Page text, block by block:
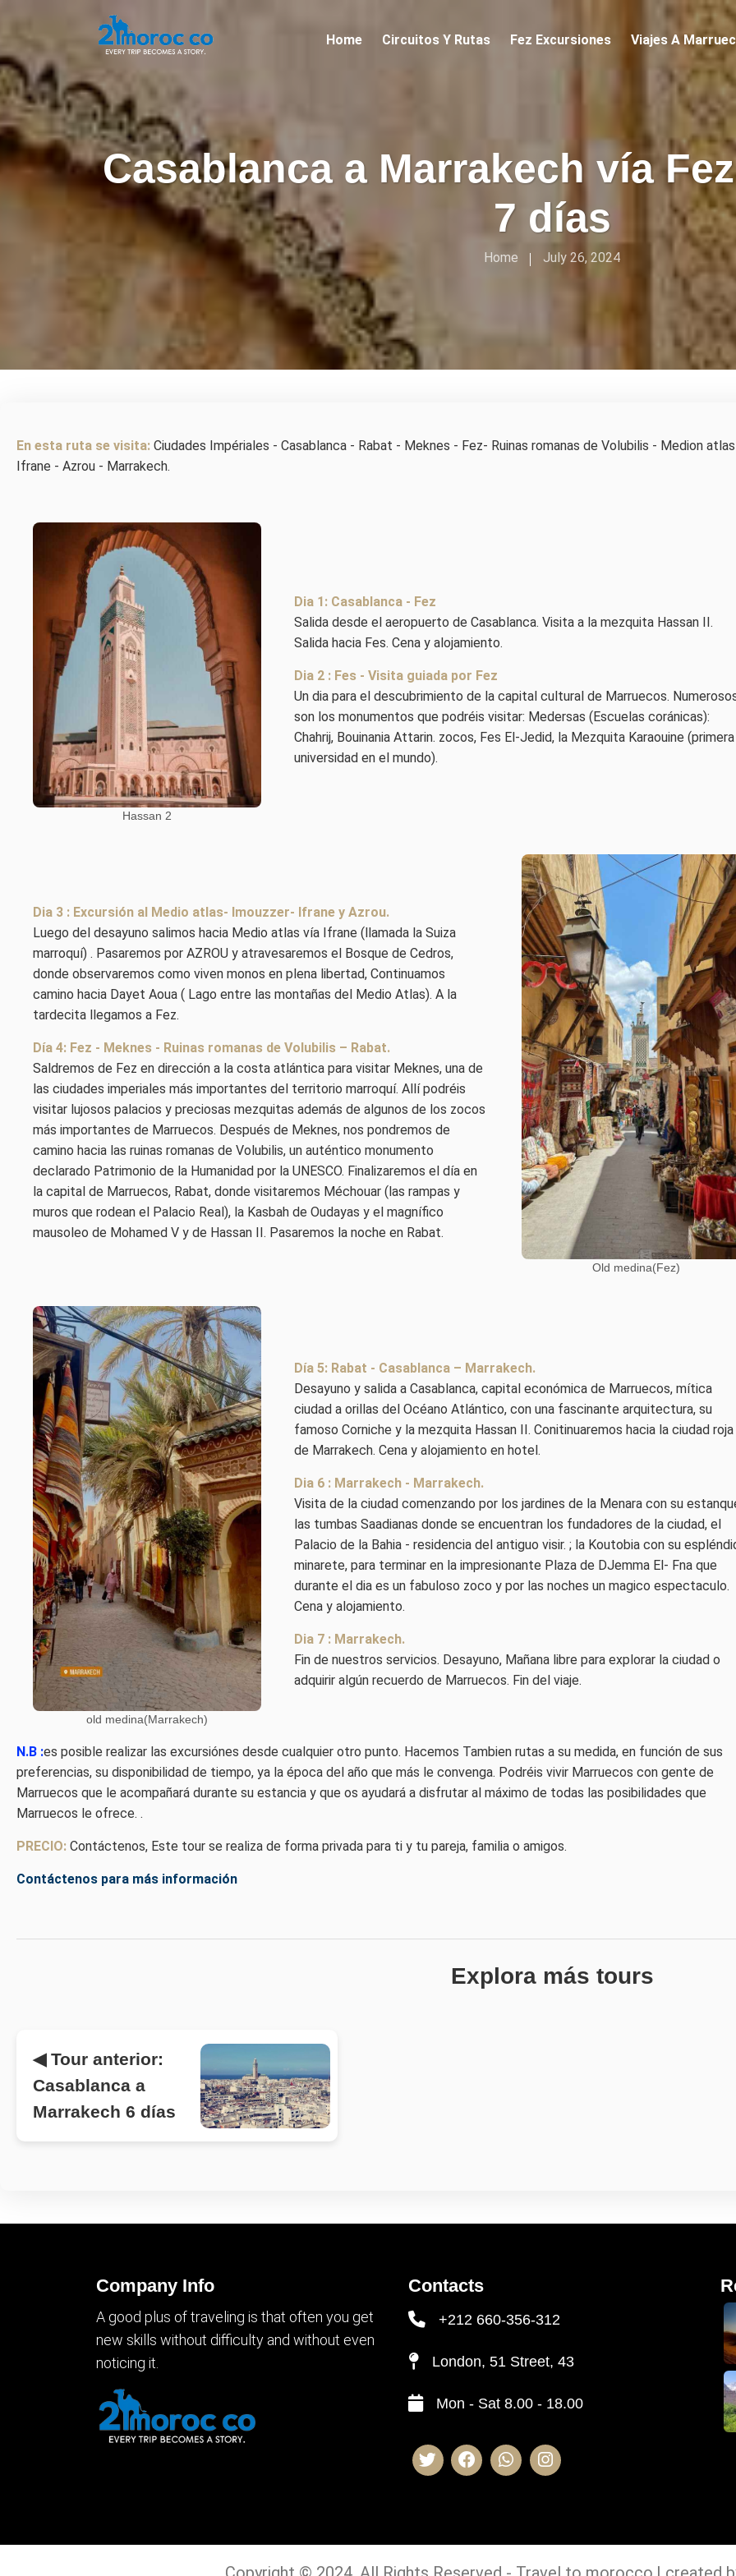
Home Circuitos Y Rutas Fez Excursiones Viajes A
Casablanca a Marrakech vía
7 días
Home July 26, 2024
En esta ruta se visita: Ciudades Impériales - Casablanca - Rabat - Meknes - Fez- Ruinas romanas de Volubilis - Medion
Ifrane - Azrou - Marrakech.
Hassan 2
Dia 1: Casablanca - Fez
Salida desde el aeropuerto de Casablanca. Visita a la mezquita Hassan II.
Salida hacia Fes. Cena y alojamiento.
Dia 2 : Fes - Visita guiada por Fez
Un dia para el descubrimiento de la capital cultural de Marruecos.
son los monumentos que podréis visitar: Medersas (Escuelas coránicas):
Chahrij, Bouinania Attarin. zocos, Fes El-Jedid, la Mezquita Karaouine (primera
universidad en el mundo).
Dia 3 : Excursión al Medio atlas- Imouzzer- Ifrane y Azrou.
Luego del desayuno salimos hacia Medio atlas vía Ifrane (llamada la Suiza
marroquí) . Pasaremos por AZROU y atravesaremos el Bosque de Cedros,
donde observaremos como viven monos en plena libertad, Continuamos
camino hacia Dayet Aoua ( Lago entre las montañas del Medio Atlas). A la
tardecita llegamos a Fez.
Día 4: Fez - Meknes - Ruinas romanas de Volubilis – Rabat.
Saldremos de Fez en dirección a la costa atlántica para visitar Meknes, una de
las ciudades imperiales más importantes del territorio marroquí. Allí podréis
visitar lujosos palacios y preciosas mezquitas además de algunos de los zocos
más importantes de Marruecos. Después de Meknes, nos pondremos de
camino hacia las ruinas romanas de Volubilis, un auténtico monumento
declarado Patrimonio de la Humanidad por la UNESCO. Finalizaremos el día en
la capital de Marruecos, Rabat, donde visitaremos Méchouar (las rampas y
muros que rodean el Palacio Real), la Kasbah de Oudayas y el magnífico
mausoleo de Mohamed V y de Hassan II. Pasaremos la noche en Rabat.
Old medina(Fez)
old medina(Marrakech)
Día 5: Rabat - Casablanca – Marrakech.
Desayuno y salida a Casablanca, capital económica de Marruecos, mítica
ciudad a orillas del Océano Atlántico, con una fascinante arquitectura, su
famoso Corniche y la mezquita Hassan II. Conitinuaremos hacia la ciudad roja
de Marrakech. Cena y alojamiento en hotel.
Dia 6 : Marrakech - Marrakech.
Visita de la ciudad comenzando por los jardines de la Menara con su
las tumbas Saadianas donde se encuentran los fundadores de la ciudad, el
Palacio de la Bahia - residencia del antiguo visir. ; la Koutobia con su
minarete, para terminar en la impresionante Plaza de DJemma El- Fna que
durante el dia es un fabuloso zoco y por las noches un magico espectaculo.
Cena y alojamiento.
Dia 7 : Marrakech.
Fin de nuestros servicios. Desayuno, Mañana libre para explorar la ciudad o
adquirir algún recuerdo de Marruecos. Fin del viaje.
N.B :es posible realizar las excursiónes desde cualquier otro punto. Hacemos Tambien rutas a su medida, en función de sus
preferencias, su disponibilidad de tiempo, ya la época del año que más le convenga. Podréis vivir Marruecos con gente de
Marruecos que le acompañará durante su estancia y que os ayudará a disfrutar al máximo de todas las posibilidades que
Marruecos le ofrece. .
PRECIO: Contáctenos, Este tour se realiza de forma privada para ti y tu pareja, familia o amigos.
Contáctenos para más información
Explora más tours
◀ Tour anterior:
Casablanca a
Marrakech 6 días
Company Info
A good plus of traveling is that often you get
new skills without difficulty and without even
noticing it.
Contacts
+212 660-356-312
London, 51 Street, 43
Mon - Sat 8.00 - 18.00